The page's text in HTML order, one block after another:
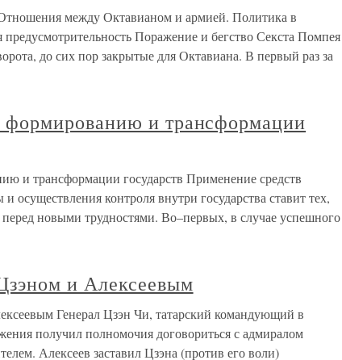
между Октавианом и армией. Политика в
Поражение и бегство Секста Помпея
до сих пор закрытые для Октавиана. В первый раз за
формированию и трансформации
и трансформации государств Применение средств
осуществления контроля внутри государства ставит тех,
перед новыми трудностями. Во–первых, в случае успешного
и Алексеевым
Генерал Цзэн Чи, татарский командующий в
получил полномочия договориться с адмиралом
Алексеев заставил Цзэна (против его воли)